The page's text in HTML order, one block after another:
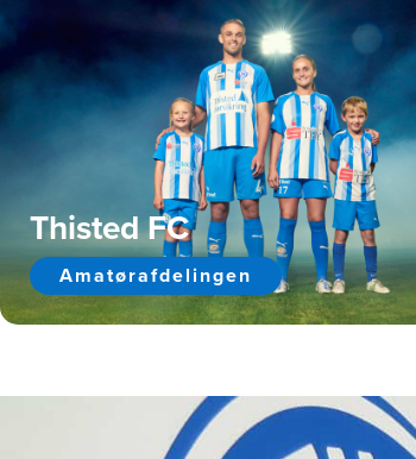
Thisted FC
Amatørafdelingen